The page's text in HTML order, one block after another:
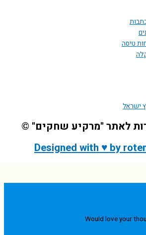
לאתר "מרקיע שחקים" ©
Designed with ♥ by
Would love